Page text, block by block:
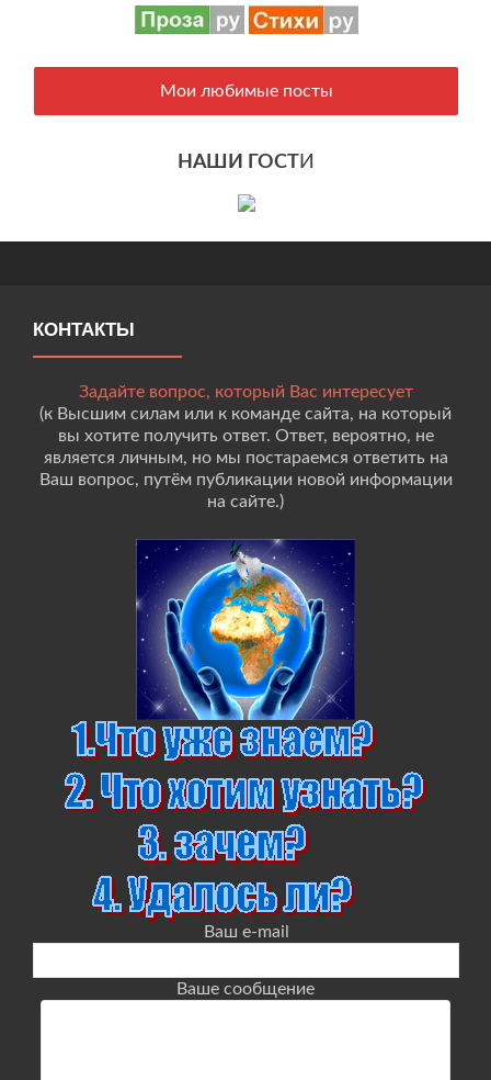
Мои любимые посты
НАШИ ГОСТ И
КОНТАКТЫ
Задайте вопрос, который Вас интересует
(к Высшим силам или к команде сайта, на который
вы хотите получить ответ. Ответ, вероятно, не
является личным, но мы постараемся ответить на
Ваш вопрос, путём публикации новой информации
на сайте.)
Ваш e-mail
Ваше сообщение